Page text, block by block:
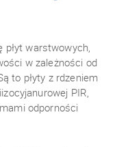
płyt warstwowych,
w zależności od
to płyty z rdzeniem
PIR,
odporności